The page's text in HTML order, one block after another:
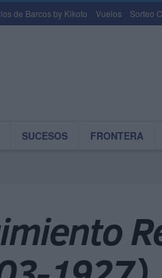
de Barcos by Kikoto Vuelos Sorteo
SUCESOS FRONTERA